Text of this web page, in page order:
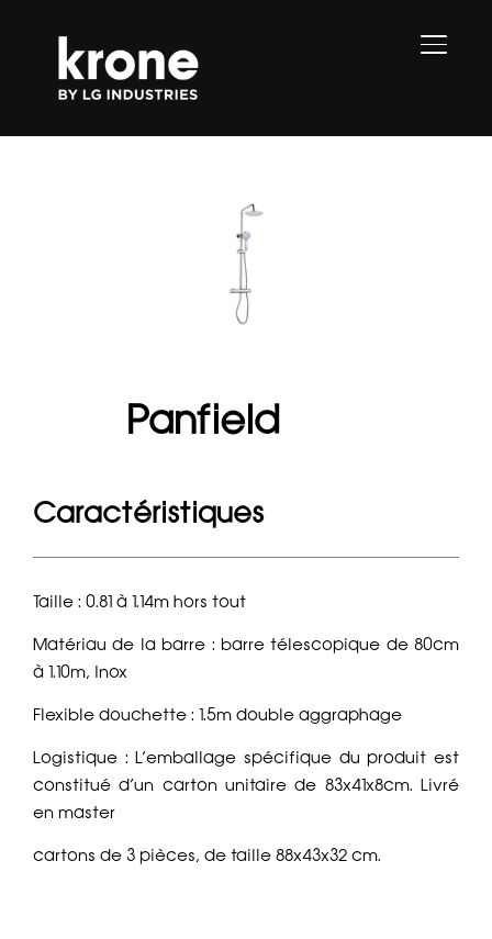
Panfield
Caractéristiques
Taille : 0.81 à 1.14m hors tout
Matériau de la barre : barre télescopique de 80cm
à 1.10m, Inox
Flexible douchette : 1.5m double aggraphage
Logistique : L’emballage spécifique du produit est
constitué d’un carton unitaire de 83x41x8cm. Livré
en master
cartons de 3 pièces, de taille 88x43x32 cm.